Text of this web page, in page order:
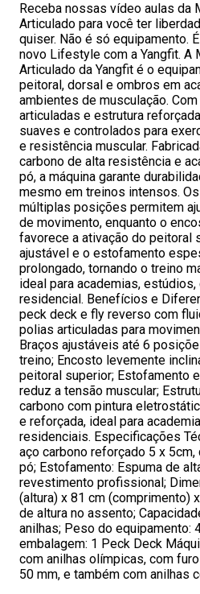
Receba nossas vídeo aulas da
Articulado para você ter
quiser. Não é só equipamento.
novo Lifestyle com a Yangfit. A
Articulado da Yangfit é o
peitoral, dorsal e ombros em
ambientes de musculação.
articuladas e estrutura
suaves e controlados para
e resistência muscular.
carbono de alta resistência e
pó, a máquina garante
mesmo em treinos intensos.
múltiplas posições permitem
de movimento, enquanto o
favorece a ativação do peitoral
ajustável e o estofamento
prolongado, tornando o treino
ideal para academias,
residencial. Benefícios e
peck deck e fly reverso com
polias articuladas para
Braços ajustáveis até 6
treino; Encosto levemente
peitoral superior; Estofamento
reduz a tensão muscular;
carbono com pintura
e reforçada, ideal para
residenciais. Especificações
aço carbono reforçado 5 x
pó; Estofamento: Espuma de
revestimento profissional;
(altura) x 81 cm (comprimento)
de altura no assento;
anilhas; Peso do equipamento:
embalagem: 1 Peck Deck
com anilhas olímpicas, com
50 mm, e também com anilhas